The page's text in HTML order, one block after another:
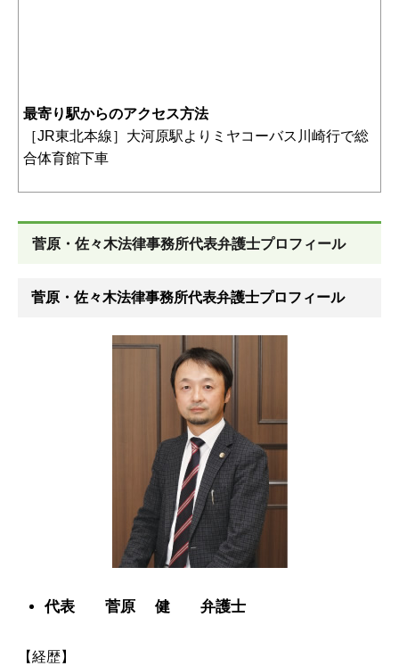
最寄り駅からのアクセス方法
［JR東北本線］大河原駅よりミヤコーバス川崎行で総
合体育館下車
菅原・佐々木法律事務所代表弁護士プロフィール
菅原・佐々木法律事務所代表弁護士プロフィール
代表 菅原 健 弁護士
【経歴】